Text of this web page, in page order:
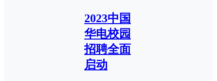
2023中国
华电校园
招聘全面
启动